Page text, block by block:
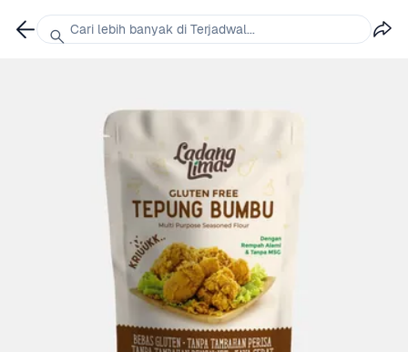
Cari lebih banyak di Terjadwal...